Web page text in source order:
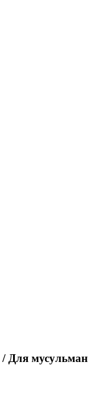
/ Для мусульман